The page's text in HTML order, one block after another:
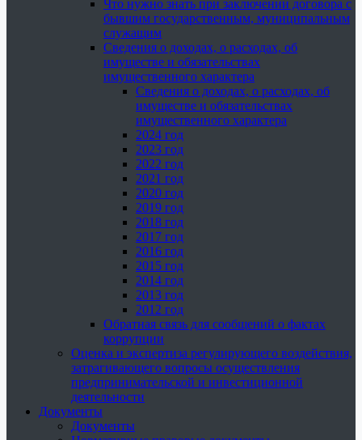
Что нужно знать при заключении договора с
бывшим государственным, муниципальным
служащим
Сведения о доходах, о расходах, об
имуществе и обязательствах
имущественного характера
Сведения о доходах, о расходах, об
имуществе и обязательствах
имущественного характера
2024 год
2023 год
2022 год
2021 год
2020 год
2019 год
2018 год
2017 год
2016 год
2015 год
2014 год
2013 год
2012 год
Обратная связь для сообщений о фактах
коррупции
Оценка и экспертиза регулирующего воздействия,
затрагивающего вопросы осуществления
предпринимательской и инвестиционной
деятельности
Документы
Документы